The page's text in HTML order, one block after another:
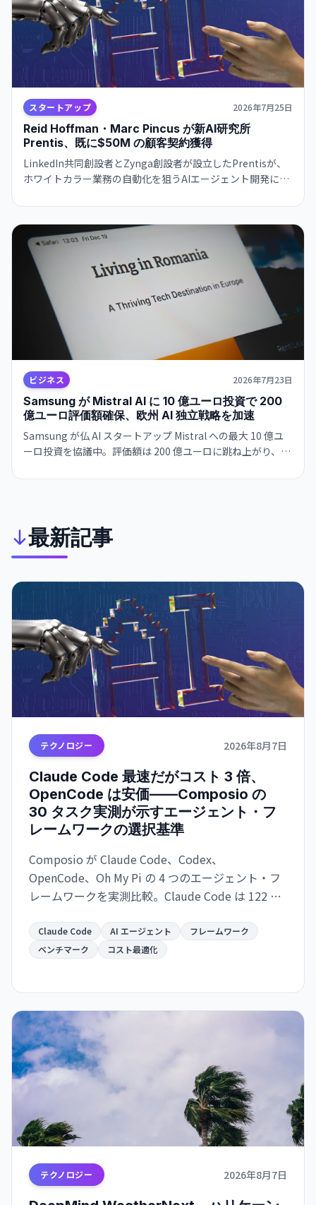
スタートアップ 2026年7月25日
Reid Hoffman・Marc Pincus が新AI研究所
Prentis、既に$50M の顧客契約獲得
LinkedIn共同創設者とZynga創設者が設立したPrentisが、
ホワイトカラー業務の自動化を狙うAIエージェント開発に注
既に数か月で大手顧客との契約を締結。
ビジネス 2026年7月23日
Samsung が Mistral AI に 10 億ユーロ投資で 200
億ユーロ評価額確保、欧州 AI 独立戦略を加速
Samsung が仏 AI スタートアップ Mistral への最大 10 億ユ
ーロ投資を協議中。評価額は 200 億ユーロに跳ね上がり、
む。欧州 AI エコシステムの独立化と Microsoft 連携拡大の
最新記事
テクノロジー 2026年8月7日
Claude Code 最速だがコスト 3 倍、
OpenCode は安価——Composio の
30 タスク実測が示すエージェント・フ
レームワークの選択基準
Composio が Claude Code、Codex、
OpenCode、Oh My Pi の 4 つのエージェント・フ
レームワークを実測比較。Claude Code は 122 秒/
は $0.073 で 2.7 倍安いが遅い。成功率は接近。速
度か価格か、用途で選別が必須。
Claude Code AI エージェント
フレームワーク
ベンチマーク
コスト最適化
テクノロジー 2026年8月7日